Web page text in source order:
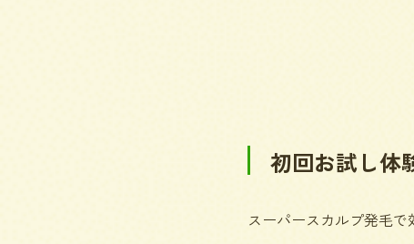
初回お試し体
スーパースカルプ発毛で